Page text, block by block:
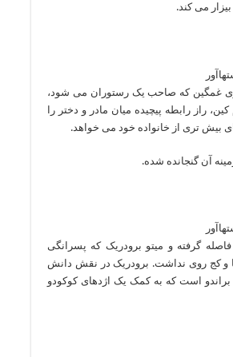
می کند.
غمگین که صاحب یک رستوران می شود،
راز رابطه پیچیده میان مادر و دختر را
بیش تری از خانواده خود می خواهد.
آن گنجانده شده.
گرفته و میتو برودریک که پسرانگی
و کج روی نداشت. برودریک در نقش دانش
براندو است که به کمک یک اژدهای کوکودو